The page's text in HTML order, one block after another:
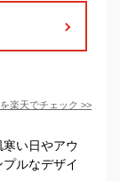
楽天でチェック >>
い日やアウ
ルなデザイ